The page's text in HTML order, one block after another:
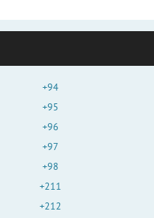
+94
+95
+96
+97
+98
+211
+212